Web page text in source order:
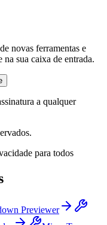
novas ferramentas e
sua caixa de entrada.
a qualquer
.
para todos
Previewer